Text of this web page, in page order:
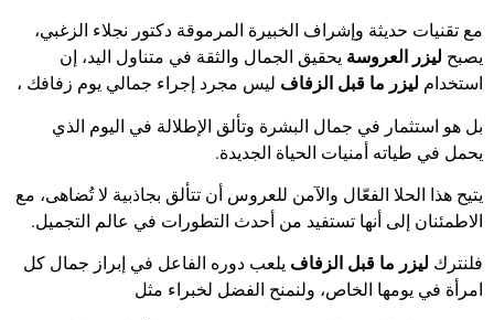
مع تقنيات حديثة وإشراف الخبيرة المرموقة دكتور نجلاء الزغبي،
يصبح ليزر العروسة يحقيق الجمال والثقة في متناول اليد، إن
استخدام ليزر ما قبل الزفاف ليس مجرد إجراء جمالي يوم زفافك ،
بل هو استثمار في جمال البشرة وتألق الإطلالة في اليوم الذي
يحمل في طياته أمنيات الحياة الجديدة.
يتيح هذا الحلا الفعّال والآمن للعروس أن تتألق بجاذبية لا تُضاهى، مع
الاطمئنان إلى أنها تستفيد من أحدث التطورات في عالم التجميل.
فلنترك ليزر ما قبل الزفاف يلعب دوره الفاعل في إبراز جمال كل
امرأة في يومها الخاص، ولنمنح الفضل لخبراء مثل